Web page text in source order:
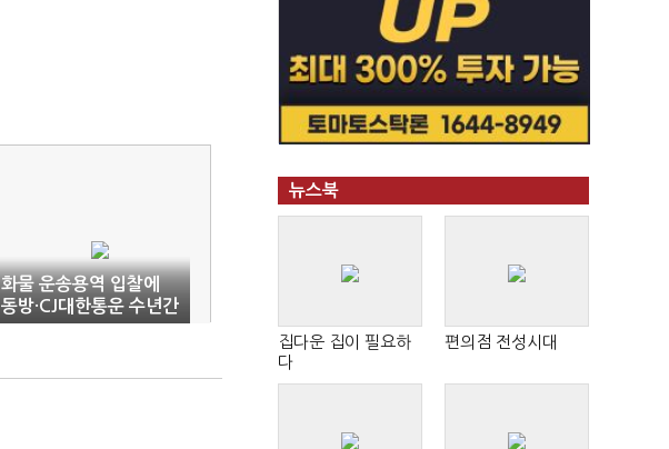
화물 운송용역 입찰에
동방·CJ대한통운 수년간
'짬짜미'…공정위, 5.5
뉴스북
집다운 집이 필요하
다
편의점 전성시대